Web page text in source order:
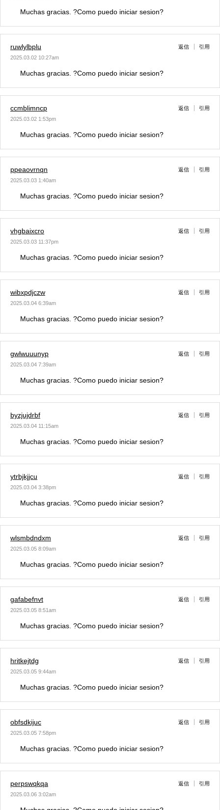
Muchas gracias. ?Como puedo iniciar sesion?
ruwlylbplu
2025.03.02 10:27am
返信 引用
Muchas gracias. ?Como puedo iniciar sesion?
ccmblimncp
2025.03.02 1:53pm
返信 引用
Muchas gracias. ?Como puedo iniciar sesion?
ppeaovrnqn
2025.03.03 1:40am
返信 引用
Muchas gracias. ?Como puedo iniciar sesion?
vhgbaixcro
2025.03.03 11:37pm
返信 引用
Muchas gracias. ?Como puedo iniciar sesion?
wibxpdjczw
2025.03.04 6:39am
返信 引用
Muchas gracias. ?Como puedo iniciar sesion?
gwlwuuunyp
2025.03.04 7:39am
返信 引用
Muchas gracias. ?Como puedo iniciar sesion?
byzjujdrbf
2025.03.04 11:15am
返信 引用
Muchas gracias. ?Como puedo iniciar sesion?
ytrbjkjjcu
2025.03.04 3:38pm
返信 引用
Muchas gracias. ?Como puedo iniciar sesion?
wlsmbdndxm
2025.03.05 8:09am
返信 引用
Muchas gracias. ?Como puedo iniciar sesion?
gafabefnvt
2025.03.05 8:51am
返信 引用
Muchas gracias. ?Como puedo iniciar sesion?
hritkejtdg
2025.03.05 9:44am
返信 引用
Muchas gracias. ?Como puedo iniciar sesion?
obfsdkijuc
2025.03.05 7:58pm
返信 引用
Muchas gracias. ?Como puedo iniciar sesion?
perpswqkqa
2025.03.06 3:02am
返信 引用